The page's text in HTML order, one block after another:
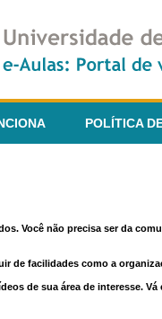
POLÍTICA
Você não precisa ser da
de facilidades como a
de sua área de interesse.